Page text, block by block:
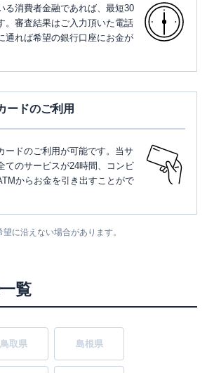
る消費者金融であれば、最短30
。審査結果はご入力頂いた電話
通れば希望の銀行口座にお金が
ードのご利用
ードのご利用が可能です。当サ
てのサービスが24時間、コンビ
からお金を引き出すことがで
に沿えない場合があります。
覧
鳥取県 島根県